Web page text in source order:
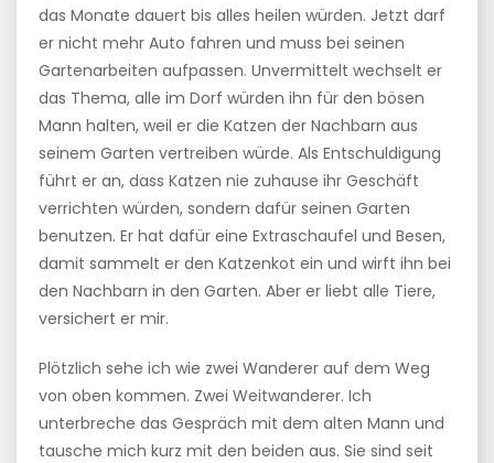
das Monate dauert bis alles heilen würden. Jetzt darf
er nicht mehr Auto fahren und muss bei seinen
Gartenarbeiten aufpassen. Unvermittelt wechselt er
das Thema, alle im Dorf würden ihn für den bösen
Mann halten, weil er die Katzen der Nachbarn aus
seinem Garten vertreiben würde. Als Entschuldigung
führt er an, dass Katzen nie zuhause ihr Geschäft
verrichten würden, sondern dafür seinen Garten
benutzen. Er hat dafür eine Extraschaufel und Besen,
damit sammelt er den Katzenkot ein und wirft ihn bei
den Nachbarn in den Garten. Aber er liebt alle Tiere,
versichert er mir.
Plötzlich sehe ich wie zwei Wanderer auf dem Weg
von oben kommen. Zwei Weitwanderer. Ich
unterbreche das Gespräch mit dem alten Mann und
tausche mich kurz mit den beiden aus. Sie sind seit